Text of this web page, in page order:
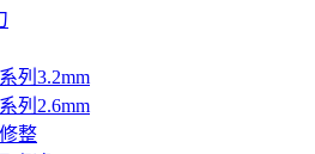
列3.2mm
列2.6mm
整